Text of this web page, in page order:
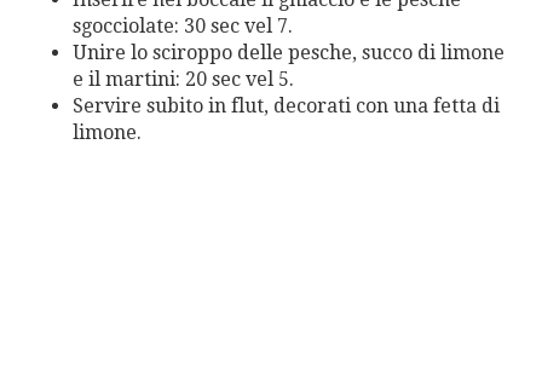
sgocciolate: 30 sec vel 7.
Unire lo sciroppo delle pesche, succo di limone
e il martini: 20 sec vel 5.
Servire subito in flut, decorati con una fetta di
limone.